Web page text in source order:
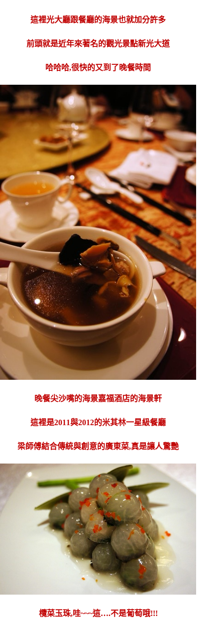
這裡光大廳跟餐廳的海景也就加分許多
前頭就是近年來著名的觀光景點新光大道
哈哈哈,很快的又到了晚餐時間
晚餐尖沙嘴的海景嘉福酒店的海景軒
這裡是2011與2012的米其林一星級餐廳
梁師傅結合傳統與創意的廣東菜,真是讓人驚艷
欖菜玉珠,哇~~~這….不是葡萄哦!!!